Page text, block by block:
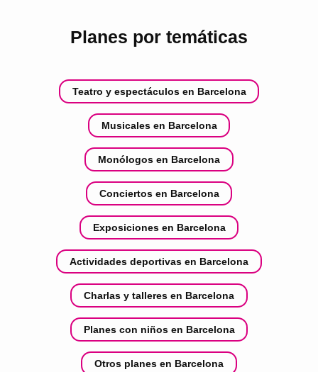
Planes por temáticas
Teatro y espectáculos en Barcelona
Musicales en Barcelona
Monólogos en Barcelona
Conciertos en Barcelona
Exposiciones en Barcelona
Actividades deportivas en Barcelona
Charlas y talleres en Barcelona
Planes con niños en Barcelona
Otros planes en Barcelona